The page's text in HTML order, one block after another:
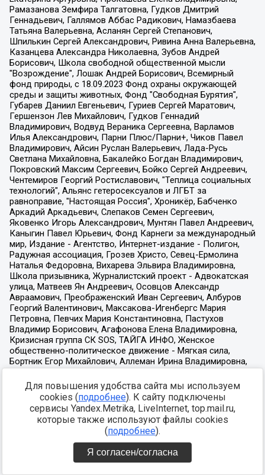
Для повышения удобства сайта мы используем
cookies (подробнее). К сайту подключены
сервисы Yandex.Metrika, LiveInternet, top.mail.ru,
которые также используют файлы cookies
(подробнее).
Я согласен/согласна